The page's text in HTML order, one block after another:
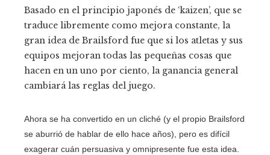
Basado en el principio japonés de ‘kaizen’, que se
traduce libremente como mejora constante, la
gran idea de Brailsford fue que si los atletas y sus
equipos mejoran todas las pequeñas cosas que
hacen en un uno por ciento, la ganancia general
cambiará las reglas del juego.
Ahora se ha convertido en un cliché (y el propio Brailsford
se aburrió de hablar de ello hace años), pero es difícil
exagerar cuán persuasiva y omnipresente fue esta idea.